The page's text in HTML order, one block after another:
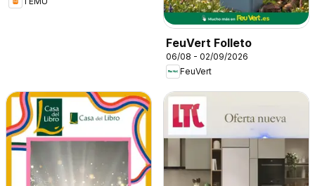
FeuVert Folleto
06/08 - 02/09/2026
FeuVert